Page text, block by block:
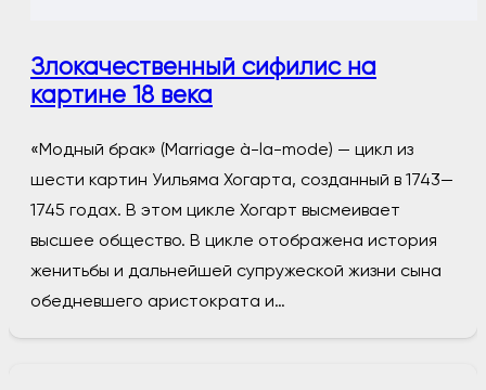
Злокачественный сифилис на
картине 18 века
«Модный брак» (Marriage à-la-mode) — цикл из
шести картин Уильяма Хогарта, созданный в 1743—
1745 годах. В этом цикле Хогарт высмеивает
высшее общество. В цикле отображена история
женитьбы и дальнейшей супружеской жизни сына
обедневшего аристократа и…